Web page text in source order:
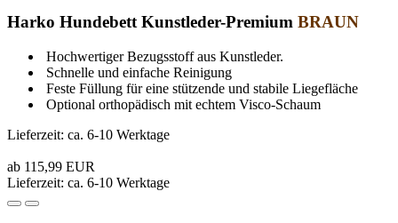
Harko Hundebett Kunstleder-Premium BRAUN
Hochwertiger Bezugsstoff aus Kunstleder.
Schnelle und einfache Reinigung
Feste Füllung für eine stützende und stabile Liegefläche
Optional orthopädisch mit echtem Visco-Schaum
Lieferzeit: ca. 6-10 Werktage
ab 115,99 EUR
Lieferzeit: ca. 6-10 Werktage